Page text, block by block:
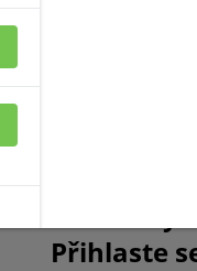
Přihlaste